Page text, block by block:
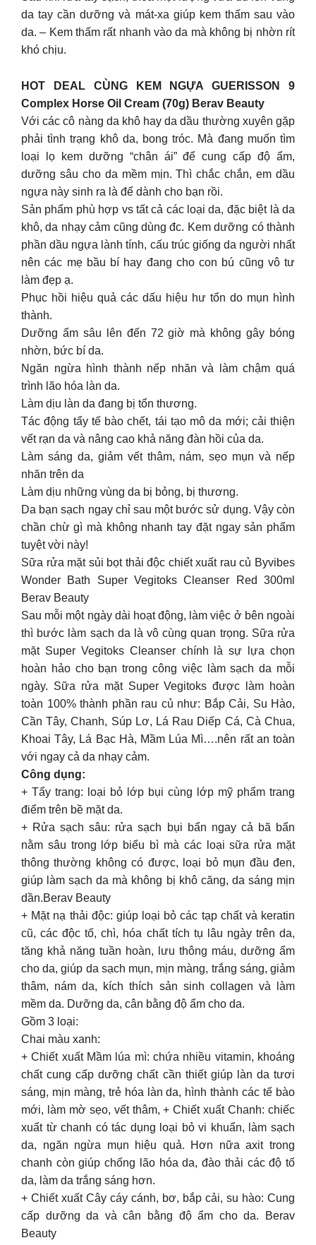
da tay cần dưỡng và mát-xa giúp kem thấm sau vào
da. – Kem thấm rất nhanh vào da mà không bị nhờn rít
khó chịu.
HOT DEAL CÙNG KEM NGỰA GUERISSON 9
Complex Horse Oil Cream (70g) Berav Beauty
Với các cô nàng da khô hay da dầu thường xuyên gặp
phải tình trạng khô da, bong tróc. Mà đang muốn tìm
loại lọ kem dưỡng “chân ái” để cung cấp độ ẩm,
dưỡng sâu cho da mềm mịn. Thì chắc chắn, em dầu
ngựa này sinh ra là để dành cho bạn rồi.
Sản phẩm phù hợp vs tất cả các loại da, đặc biệt là da
khô, da nhạy cảm cũng dùng đc. Kem dưỡng có thành
phần dầu ngựa lành tính, cấu trúc giống da người nhất
nên các mẹ bầu bí hay đang cho con bú cũng vô tư
làm đẹp ạ.
Phục hồi hiệu quả các dấu hiệu hư tổn do mụn hình
thành.
Dưỡng ẩm sâu lên đến 72 giờ mà không gây bóng
nhờn, bức bí da.
Ngăn ngừa hình thành nếp nhăn và làm chậm quá
trình lão hóa làn da.
Làm dịu làn da đang bị tổn thương.
Tác động tẩy tế bào chết, tái tạo mô da mới; cải thiện
vết rạn da và nâng cao khả năng đàn hồi của da.
Làm sáng da, giảm vết thâm, nám, sẹo mụn và nếp
nhăn trên da
Làm dịu những vùng da bị bỏng, bị thương.
Da bạn sạch ngay chỉ sau một bước sử dụng. Vậy còn
chần chừ gì mà không nhanh tay đặt ngay sản phẩm
tuyệt vời này!
Sữa rửa mặt sủi bọt thải độc chiết xuất rau củ Byvibes
Wonder Bath Super Vegitoks Cleanser Red 300ml
Berav Beauty
Sau mỗi một ngày dài hoạt động, làm việc ở bên ngoài
thì bước làm sạch da là vô cùng quan trọng. Sữa rửa
mặt Super Vegitoks Cleanser chính là sự lựa chọn
hoàn hảo cho bạn trong công việc làm sạch da mỗi
ngày. Sữa rửa mặt Super Vegitoks được làm hoàn
toàn 100% thành phần rau củ như: Bắp Cải, Su Hào,
Cần Tây, Chanh, Súp Lơ, Lá Rau Diếp Cá, Cà Chua,
Khoai Tây, Lá Bạc Hà, Mầm Lúa Mì….nên rất an toàn
với ngay cả da nhạy cảm.
Công dụng:
+ Tẩy trang: loại bỏ lớp bụi cùng lớp mỹ phẩm trang
điểm trên bề mặt da.
+ Rửa sạch sâu: rửa sạch bụi bẩn ngay cả bã bẩn
nằm sâu trong lớp biểu bì mà các loại sữa rửa mặt
thông thường không có được, loại bỏ mụn đầu đen,
giúp làm sạch da mà không bị khô căng, da sáng mịn
dần.Berav Beauty
+ Mặt nạ thải độc: giúp loại bỏ các tạp chất và keratin
cũ, các độc tố, chì, hóa chất tích tụ lâu ngày trên da,
tăng khả năng tuần hoàn, lưu thông máu, dưỡng ẩm
cho da, giúp da sạch mụn, mịn màng, trắng sáng, giảm
thâm, nám da, kích thích sản sinh collagen và làm
mềm da. Dưỡng da, cân bằng độ ẩm cho da.
Gồm 3 loại:
Chai màu xanh:
+ Chiết xuất Mầm lúa mì: chứa nhiều vitamin, khoáng
chất cung cấp dưỡng chất cần thiết giúp làn da tươi
sáng, mịn màng, trẻ hóa làn da, hình thành các tế bào
mới, làm mờ sẹo, vết thâm, + Chiết xuất Chanh: chiếc
xuất từ chanh có tác dụng loại bỏ vi khuẩn, làm sạch
da, ngăn ngừa mụn hiệu quả. Hơn nữa axit trong
chanh còn giúp chống lão hóa da, đào thải các độ tố
da, làm da trắng sáng hơn.
+ Chiết xuất Cây cáy cánh, bơ, bắp cải, su hào: Cung
cấp dưỡng da và cân bằng độ ẩm cho da. Berav
Beauty